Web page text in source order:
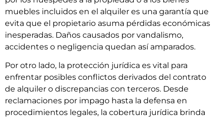
muebles incluidos en el alquiler es una garantía que
evita que el propietario asuma pérdidas económicas
inesperadas. Daños causados por vandalismo,
accidentes o negligencia quedan así amparados.
Por otro lado, la protección jurídica es vital para
enfrentar posibles conflictos derivados del contrato
de alquiler o discrepancias con terceros. Desde
reclamaciones por impago hasta la defensa en
procedimientos legales, la cobertura jurídica brinda